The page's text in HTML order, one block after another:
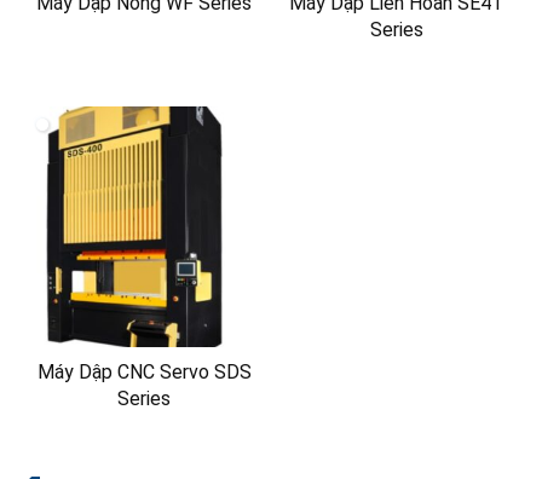
Series
Máy Dập CNC Servo SDS
Series